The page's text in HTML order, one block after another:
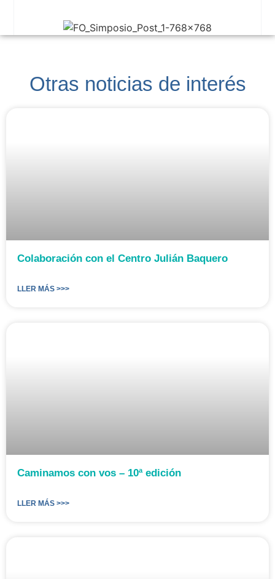
Otras noticias de interés
Colaboración con el Centro Julián Baquero
LLER MÁS >>>
Caminamos con vos – 10ª edición
LLER MÁS >>>